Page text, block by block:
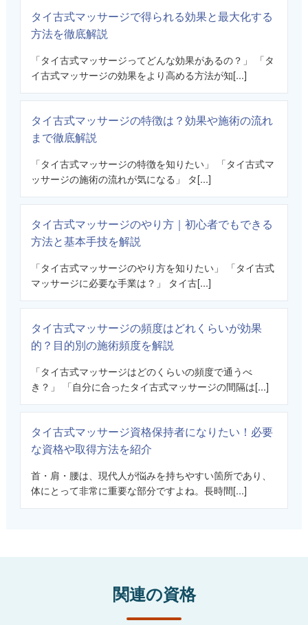
タイ古式マッサージで得られる効果と最大化する
方法を徹底解説
「タイ古式マッサージってどんな効果があるの？」 「タ
イ古式マッサージの効果をより高める方法が知[...]
タイ古式マッサージの特徴は？効果や施術の流れ
まで徹底解説
「タイ古式マッサージの特徴を知りたい」 「タイ古式マ
ッサージの施術の流れが気になる」 タ[...]
タイ古式マッサージのやり方｜初心者でもできる
方法と基本手技を解説
「タイ古式マッサージのやり方を知りたい」 「タイ古式
マッサージに必要な手業は？」 タイ古[...]
タイ古式マッサージの頻度はどれくらいが効果
的？目的別の施術頻度を解説
「タイ古式マッサージはどのくらいの頻度で通うべ
き？」 「自分に合ったタイ古式マッサージの間隔は[...]
タイ古式マッサージ資格保持者になりたい！必要
な資格や取得方法を紹介
首・肩・腰は、現代人が悩みを持ちやすい箇所であり、
体にとって非常に重要な部分ですよね。長時間[...]
関連の資格